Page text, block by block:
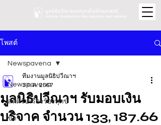
โพสต์
Newspavena
สถิติรับเรื่องร้องทุกข์
ข่าว
Newspavena
มูลนิธิปวีณาฯ รับมอบเงิน
บริจาค จำนวน 133, 187.66
ทีมงานมูลนิธิปวีณาฯ
3 ก.ค. 2567